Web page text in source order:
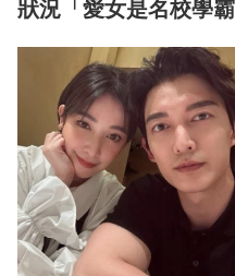
狀況「愛女是名校學霸